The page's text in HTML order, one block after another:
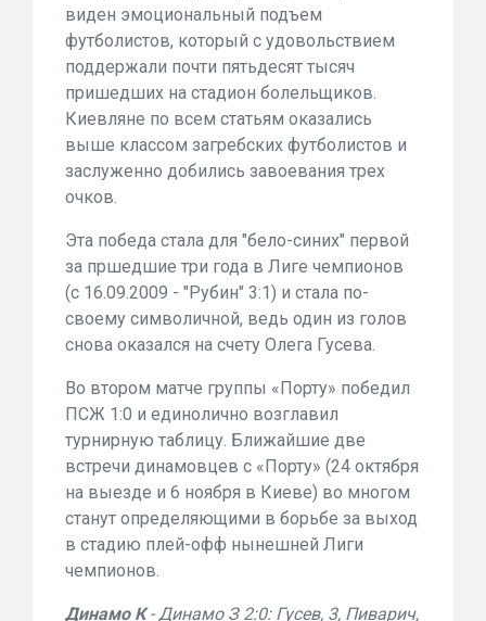
виден эмоциональный подъем
футболистов, который с удовольствием
поддержали почти пятьдесят тысяч
пришедших на стадион болельщиков.
Киевляне по всем статьям оказались
выше классом загребских футболистов и
заслуженно добились завоевания трех
очков.
Эта победа стала для "бело-синих" первой
за пршедшие три года в Лиге чемпионов
(с 16.09.2009 - "Рубин" 3:1) и стала по-
своему символичной, ведь один из голов
снова оказался на счету Олега Гусева.
Во втором матче группы «Порту» победил
ПСЖ 1:0 и единолично возглавил
турнирную таблицу. Ближайшие две
встречи динамовцев с «Порту» (24 октября
на выезде и 6 ноября в Киеве) во многом
станут определяющими в борьбе за выход
в стадию плей-офф нынешней Лиги
чемпионов.
Динамо К- Динамо З 2:0: Гусев, 3, Пиварич,